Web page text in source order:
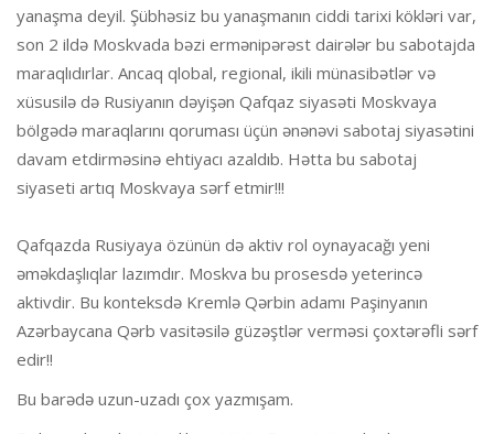
yanaşma deyil. Şübhəsiz bu yanaşmanın ciddi tarixi kökləri var,
son 2 ildə Moskvada bəzi ermənipərəst dairələr bu sabotajda
maraqlıdırlar. Ancaq qlobal, regional, ikili münasibətlər və
xüsusilə də Rusiyanın dəyişən Qafqaz siyasəti Moskvaya
bölgədə maraqlarını qoruması üçün ənənəvi sabotaj siyasətini
davam etdirməsinə ehtiyacı azaldıb. Hətta bu sabotaj
siyaseti artıq Moskvaya sərf etmir!!!
Qafqazda Rusiyaya özünün də aktiv rol oynayacağı yeni
əməkdaşlıqlar lazımdır. Moskva bu prosesdə yeterincə
aktivdir. Bu konteksdə Kremlə Qərbin adamı Paşinyanın
Azərbaycana Qərb vasitəsilə güzəştlər verməsi çoxtərəfli sərf
edir!!
Bu barədə uzun-uzadı çox yazmışam.